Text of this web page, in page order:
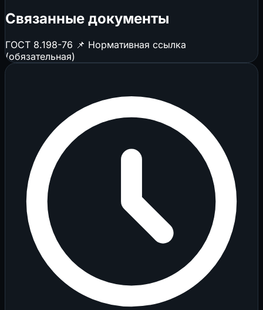
Связанные документы
ГОСТ 8.198-76 📌 Нормативная ссылка
(обязательная)